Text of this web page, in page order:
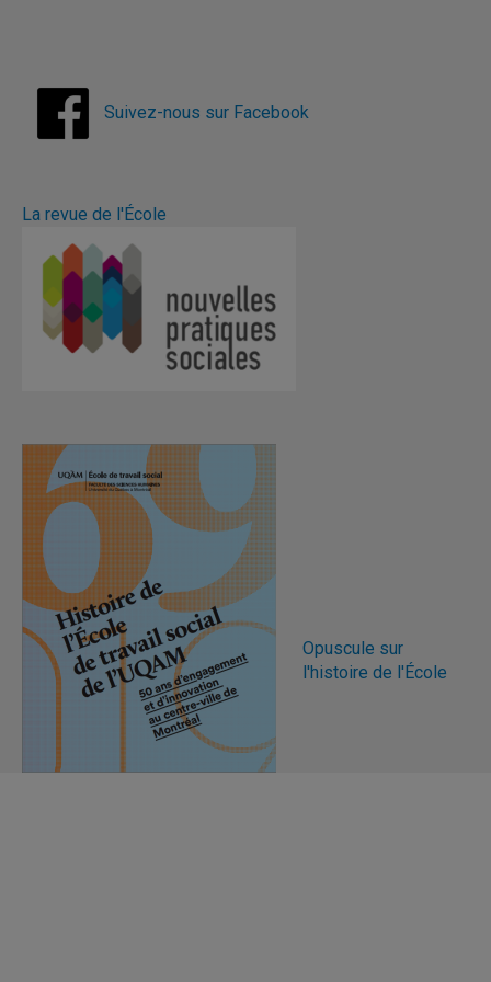
Suivez-nous sur Facebook
La revue de l'École
Opuscule sur
l'histoire de l'École